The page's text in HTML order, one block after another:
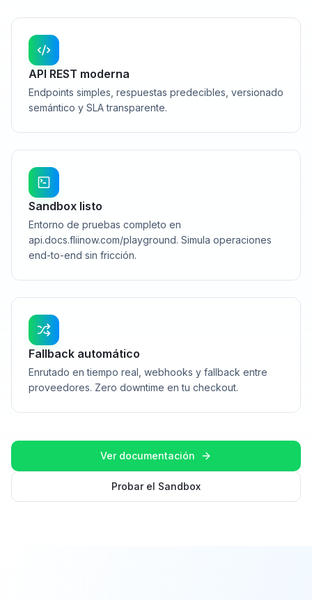
API REST moderna
Endpoints simples, respuestas predecibles, versionado
semántico y SLA transparente.
Sandbox listo
Entorno de pruebas completo en
api.docs.fliinow.com/playground. Simula operaciones
end-to-end sin fricción.
Fallback automático
Enrutado en tiempo real, webhooks y fallback entre
proveedores. Zero downtime en tu checkout.
Ver documentación
Probar el Sandbox